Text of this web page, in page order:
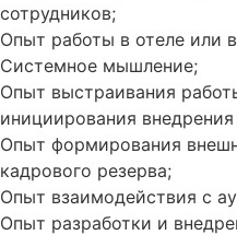
сотрудников;
Опыт работы в отеле или
Системное мышление;
Опыт выстраивания
инициирования
Опыт формирования
кадрового резерва;
Опыт взаимодействия с
Опыт разработки и